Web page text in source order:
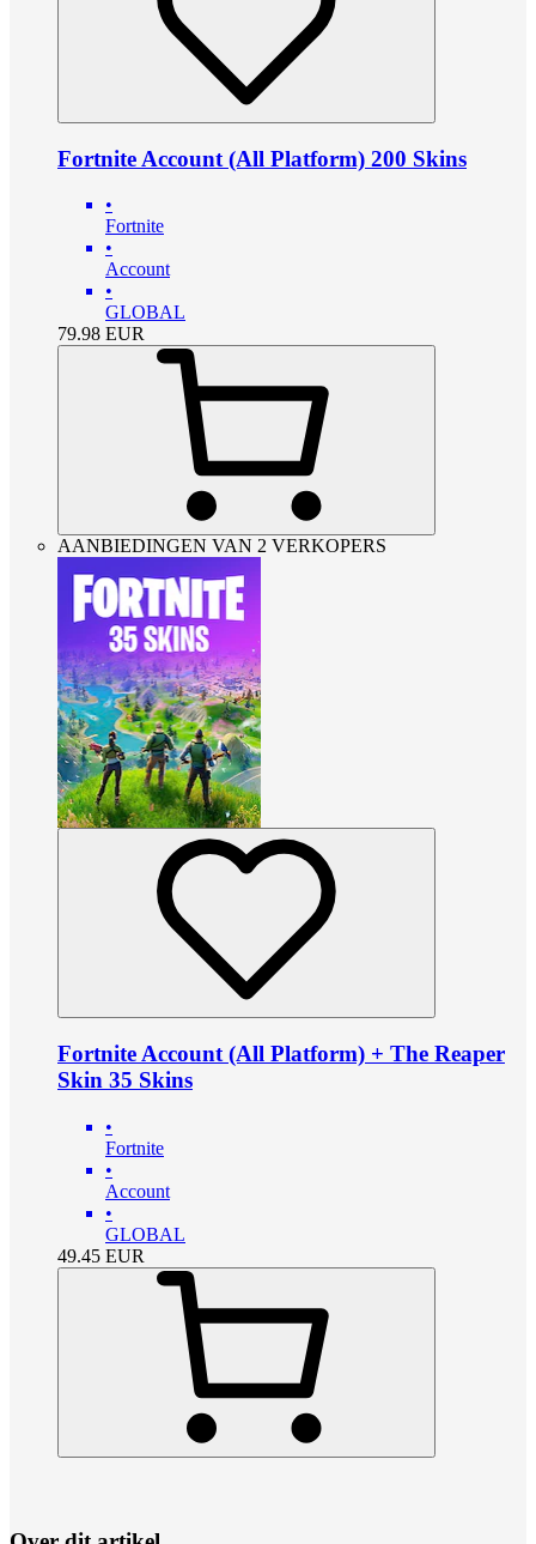
Fortnite Account (All Platform) 200 Skins
•
Fortnite
•
Account
•
GLOBAL
79.98 EUR
AANBIEDINGEN VAN 2 VERKOPERS
Fortnite Account (All Platform) + The Reaper
Skin 35 Skins
•
Fortnite
•
Account
•
GLOBAL
49.45 EUR